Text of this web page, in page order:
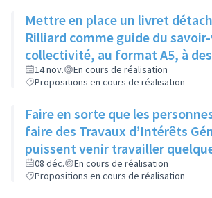
Mettre en place un livret
Rilliard comme guide du
collectivité, au format A5, à
immeubles un mois puis des
mois suivant
14 nov.
En cours de réalisation
Propositions en cours de réalisation
Faire en sorte que les personnes devant
faire des Travaux d’Intérêts
puissent venir travailler
restos du cœur dans le cadre de
sanction
08 déc.
En cours de réalisation
Propositions en cours de réalisation